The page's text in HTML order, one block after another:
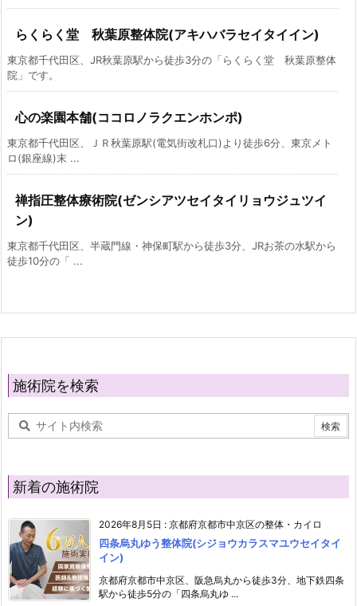
らくらく堂 秋葉原整体院(アキハバラセイタイイン)
東京都千代田区、JR秋葉原駅から徒歩3分の「らくらく堂 秋葉原整体
院」です。
心の楽園本舗(ココロノラクエンホンポ)
東京都千代田区、ＪＲ秋葉原駅(電気街改札口)より徒歩6分、東京メト
ロ(銀座線)末 ...
禅指圧整体療術院(ゼンシアツセイタイリョウジュツイ
ン)
東京都千代田区、半蔵門線・神保町駅から徒歩3分、JRお茶の水駅から
徒歩10分の「 ...
施術院を検索
新着の施術院
2026年8月5日 : 京都府京都市中京区の整体・カイロ
四条烏丸ゆう整体院(シジョウカラスマユウセイタイ
イン)
京都府京都市中京区、阪急烏丸から徒歩3分、地下鉄四条
駅から徒歩5分の「四条烏丸ゆ ...